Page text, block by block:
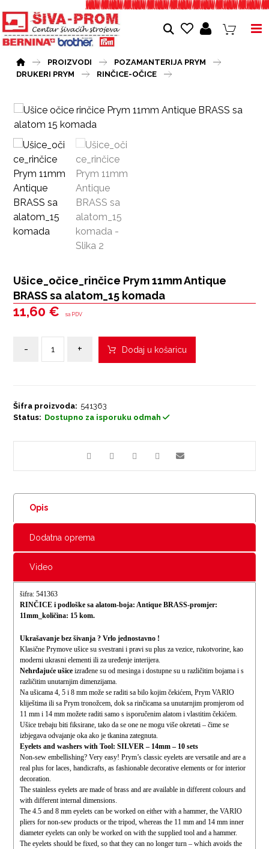
PROIZVODI
POZAMANTERIJA PRYM
DRUKERI PRYM
RINČICE-OČICE
Ušice_očice_rinčice Prym 11mm Antique
BRASS sa alatom_15 komada
11,60 € sa PDV
- + Dodaj u košaricu
Šifra proizvoda: 541363
Status: Dostupno za isporuku odmah
Opis
Dodatna oprema
Video
šifra: 541363
RINČICE i podloške sa alatom-boja: Antique BRASS-promjer:
11mm_količina: 15 kom.
Ukrašavanje bez šivanja ? Vrlo jednostavno !
Klasične Prymove ušice su svestrani i pravi su plus za vezice, rukotvorine, kao
moderni ukrasni elementi ili za uređenje interijera.
Nehrđajuće ušice izrađene su od mesinga i dostupne su u različitim bojama i s
različitim unutarnjim dimenzijama.
Na ušicama 4, 5 i 8 mm može se raditi sa bilo kojim čekićem, Prym VARIO
kliještima ili sa Prym tronožcem, dok sa rinčicama sa unutarnjim promjerom od
11 mm i 14 mm možete raditi samo s isporučenim alatom i vlastitim čekićem.
Ušice trebaju biti fiksirane, tako da se one ne mogu više okretati – čime se
izbjegava odvajanje oka ako je tkanina zategnuta.
Eyelets and washers with Tool: SILVER – 14mm – 10 sets
Non-sew embellishing? Very easy! Prym’s classic eyelets are versatile and are a
real plus for laces, handicrafts, as fashionable decorative elements or for interior
decoration.
The stainless eyelets are made of brass and are available in different colours and
with different internal dimensions.
The 4.5 and 8 mm eyelets can be worked on either with a hammer, the VARIO
pliers for non-sew products or the tripod, whereas the 11 mm and 14 mm inner
diameter eyelets can only be worked on with the supplied tool and a hammer.
The eyelets should be fixed, so that they can no longer turn – which avoids the